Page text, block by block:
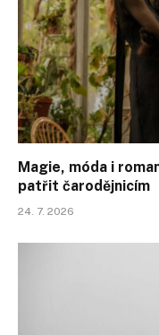
Magie, móda i
patřit čarodějnicím
24. 7. 2026